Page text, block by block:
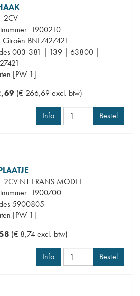
2CV
1900210
Citroën BNL7427421
003-381 | 139 | 63800 |
[PW 1]
(€ 266,69 excl. btw)
Info Bestel
2CV NT FRANS MODEL
1900700
5900805
[PW 1]
(€ 8,74 excl. btw)
Info Bestel